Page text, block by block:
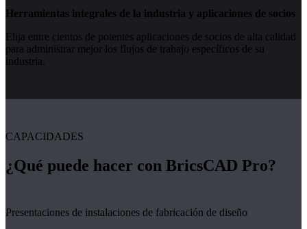
Herramientas integrales de la industria y aplicaciones de socios
Elija entre cientos de potentes aplicaciones de socios de alta calidad
para administrar mejor los flujos de trabajo específicos de su
industria.
CAPACIDADES
¿Qué puede hacer con BricsCAD Pro?
Presentaciones de instalaciones de fabricación de diseño